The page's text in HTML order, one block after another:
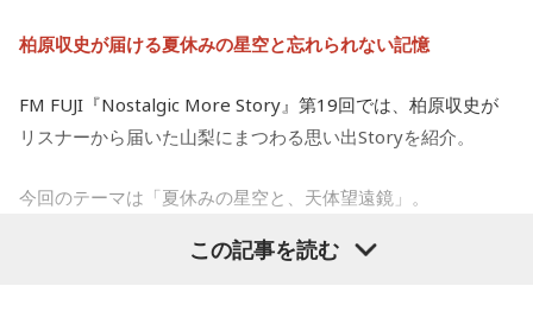
映画や音楽など、芸術表現に触れると心が癒されていくよう
う。今日は、日ごろからお世話になっている人や大切な人と
の時間を大切にしてみて。
いろいろ気になってくるようなので、「無」になれるような
時間を作りましょう。ちょっと手抜きをしたり、昼寝をして
みたり。頑張りすぎないことも大切なようです。家族や友人
ら星について話すK君の姿は、今でも忘れられない光景だと語
スマホがない時代だからこそ残った景色
その後、K君のお父さんに連れて行ってもらった清里で見た星
柏原収史が届ける夏休みの星空と忘れられない記憶
FM FUJI『Nostalgic More Story』第19回では、柏原収史が
リスナーから届いた山梨にまつわる思い出Storyを紹介。
今回のテーマは「夏休みの星空と、天体望遠鏡」。
子どもの頃に見上げた夜空、友達と過ごした時間、そして大
この記事を読む